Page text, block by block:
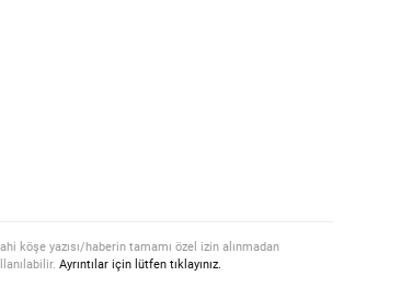
köşe yazısı/haberin tamamı özel izin alınmadan
Ayrıntılar için lütfen tıklayınız.